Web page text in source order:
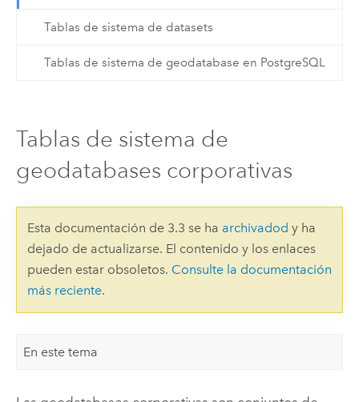
Tablas de sistema de datasets
Tablas de sistema de geodatabase en PostgreSQL
Tablas de sistema de
geodatabases corporativas
Esta documentación de 3.3 se ha archivadod y ha
dejado de actualizarse. El contenido y los enlaces
pueden estar obsoletos. Consulte la documentación
más reciente.
En este tema